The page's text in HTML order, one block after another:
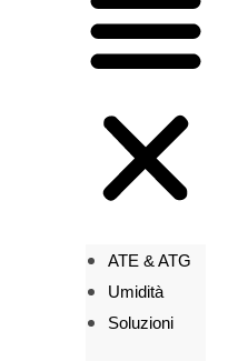
ATE & ATG
Umidità
Soluzioni